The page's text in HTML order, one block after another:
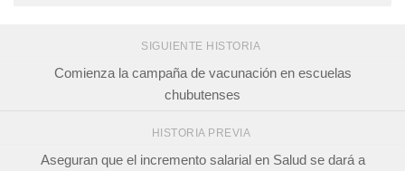
SIGUIENTE HISTORIA
Comienza la campaña de vacunación en escuelas
chubutenses
HISTORIA PREVIA
Aseguran que el incremento salarial en Salud se dará a